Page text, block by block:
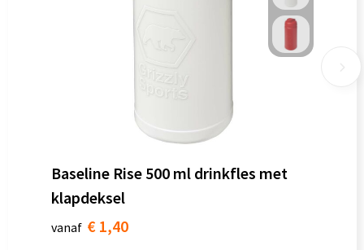
Baseline Rise 500 ml drinkfles met
klapdeksel
vanaf € 1,40